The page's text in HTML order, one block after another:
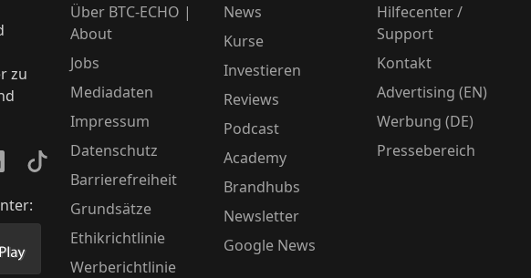
zu
TikTok
herunter
unsere App im PlayStore herunter
Über BTC-ECHO |
About
Jobs
Mediadaten
Impressum
Datenschutz
Barrierefreiheit
Grundsätze
Ethikrichtlinie
Werberichtlinie
News
Kurse
Investieren
Reviews
Podcast
Academy
Brandhubs
Newsletter
Google News
Hilfecenter /
Support
Kontakt
Advertising (EN)
Werbung (DE)
Pressebereich